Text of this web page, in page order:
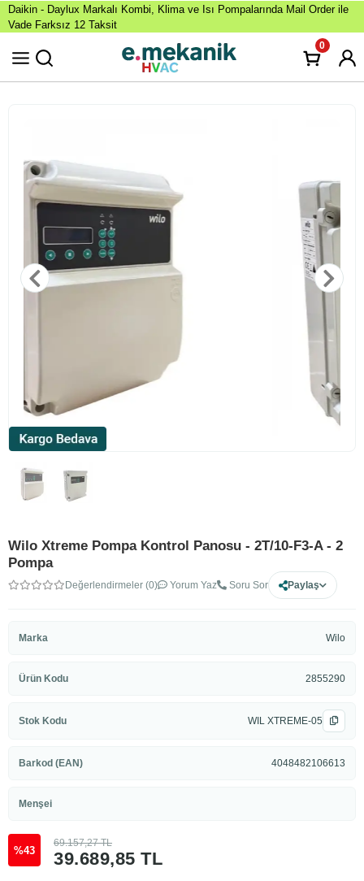
Daikin - Daylux Markalı Kombi, Klima ve Isı Pompalarında Mail Order ile
Vade Farksız 12 Taksit
0
Wilo Xtreme Pompa Kontrol Panosu - 2T/10-F3-A - 2
Pompa
Değerlendirmeler (0) Yorum Yaz Soru Sor Paylaş
Marka Wilo
Ürün Kodu 2855290
Stok Kodu WIL XTREME-05
Barkod (EAN) 4048482106613
Menşei
%43 39.689,85 TL
69.157,27 TL